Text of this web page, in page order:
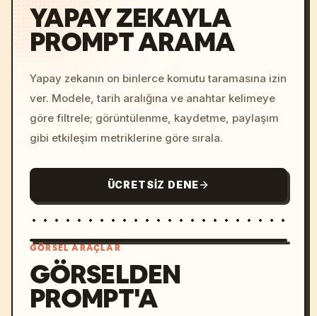
YAPAY ZEKAYLA
PROMPT ARAMA
Yapay zekanın on binlerce komutu taramasına izin
ver. Modele, tarih aralığına ve anahtar kelimeye
göre filtrele; görüntülenme, kaydetme, paylaşım
gibi etkileşim metriklerine göre sırala.
ÜCRETSIZ DENE
GÖRSEL ARAÇLAR
GÖRSELDEN
PROMPT'A